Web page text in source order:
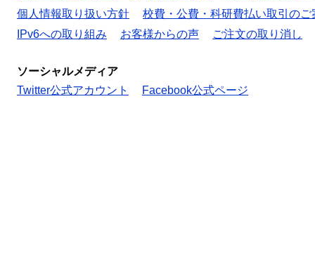
個人情報取り扱い方針
校費・公費・科研費払い取引のご
IPv6への取り組み
お客様からの声 ご注文の取り消し
ソーシャルメディア
Twitter公式アカウント
Facebook公式ページ